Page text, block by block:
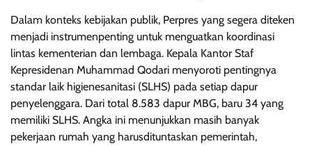
Dalam konteks kebijakan publik, Perpres yang segera diteken
menjadi instrumenpenting untuk menguatkan koordinasi
lintas kementerian dan lembaga. Kepala Kantor Staf
Kepresidenan Muhammad Qodari menyoroti pentingnya
standar laik higienesanitasi (SLHS) pada setiap dapur
penyelenggara. Dari total 8.583 dapur MBG, baru 34 yang
memiliki SLHS. Angka ini menunjukkan masih banyak
pekerjaan rumah yang harusdituntaskan pemerintah,